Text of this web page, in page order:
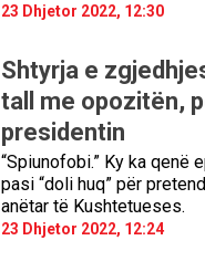
23 Dhjetor 2022, 12:30
Shtyrja e
tall me opozitën,
presidentin
“Spiunofobi.” Ky ka
pasi “doli huq” për
anëtar të Kushtetueses.
23 Dhjetor 2022, 12:24